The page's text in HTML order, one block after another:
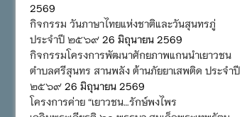
2569
กิจกรรม วันภาษาไทยแห่งชาติและวันสุนทรภู่
ประจำปี ๒๕๖๙ 26 มิถุนายน 2569
กิจกรรมโครงการพัฒนาศักยภาพแกนนำเยาวชน
ตำบลศรีสุนทร สานพลัง ต้านภัยยาเสพติด ประจำปี
๒๕๖๙ 26 มิถุนายน 2569
โครงการค่าย “เยาวชน…รักษ์พงไพร